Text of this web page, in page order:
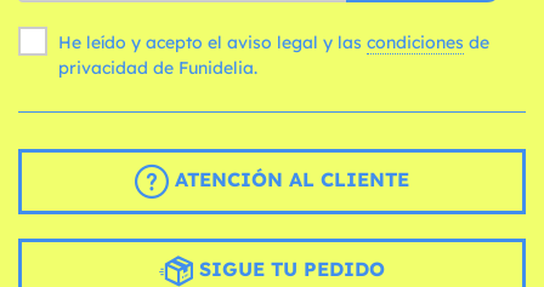
He leído y acepto el aviso legal y las condiciones
privacidad de Funidelia.
ATENCIÓN AL CLIENTE
SIGUE TU PEDIDO